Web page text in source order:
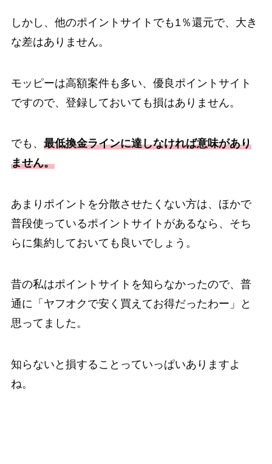
しかし、他のポイントサイトでも1％還元で、大き
な差はありません。
モッピーは高額案件も多い、優良ポイントサイト
ですので、登録しておいても損はありません。
でも、 最低換金ラインに達しなければ意味があり
ません。
あまりポイントを分散させたくない方は、ほかで
普段使っているポイントサイトがあるなら、そち
らに集約しておいても良いでしょう。
昔の私はポイントサイトを知らなかったので、普
通に「ヤフオクで安く買えてお得だったわー」と
思ってました。
知らないと損することっていっぱいありますよ
ね。